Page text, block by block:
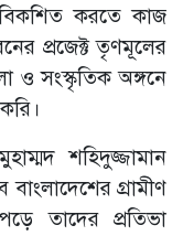
করতে কাজ
প্রজেক্ট তৃণমূলের
ও সংস্কৃতিক অঙ্গনে
শহিদুজ্জামান
গ্রামীণ
তাদের প্রতিভা